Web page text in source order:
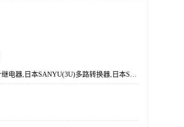
日本SANYU(3U)同轴探针继电器,日本SANYU(3U)多路转换器,日本SANYU(3U)测试连接器,日本SANYU(3U)总代理,日本SANYU(3U)继电器